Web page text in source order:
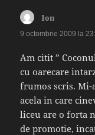
Ion
9 octombrie 2009 la
Am citit ”
cu oarecare
frumos scris. Mi-
acela in care
liceu are o forta
de promotie,